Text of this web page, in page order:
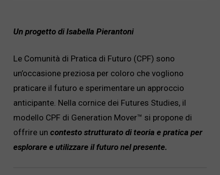
Un progetto di Isabella Pierantoni
Le Comunità di Pratica di Futuro (CPF) sono
un’occasione preziosa per coloro che vogliono
praticare il futuro e sperimentare un approccio
anticipante. Nella cornice dei Futures Studies, il
modello CPF di Generation Mover™ si propone di
offrire un contesto strutturato di teoria e pratica per
esplorare e utilizzare il futuro nel presente.